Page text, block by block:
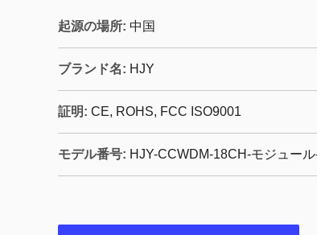
起源の場所: 中国
ブランド名: HJY
証明: CE, ROHS, FCC ISO9001
モデル番号: HJY-CCWDM-18CH-モジュー